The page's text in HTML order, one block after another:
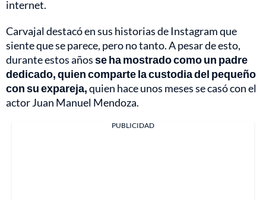
internet.
Carvajal destacó en sus historias de Instagram que
siente que se parece, pero no tanto. A pesar de esto,
durante estos añosse ha mostrado como un padre
dedicado, quien comparte la custodia del pequeño
con su expareja,quien hace unos meses se casó con el
actor Juan Manuel Mendoza.
PUBLICIDAD